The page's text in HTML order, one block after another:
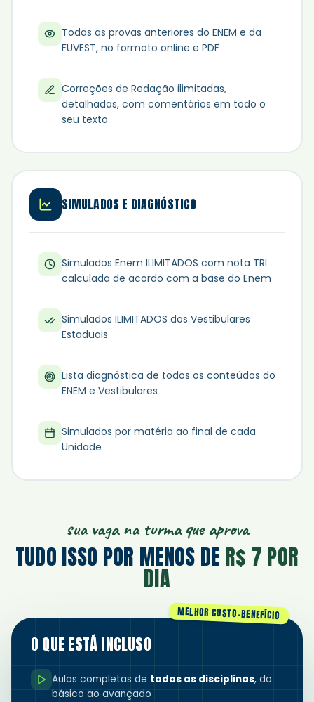
Todas as provas anteriores do ENEM e da
FUVEST, no formato online e PDF
Correções de Redação ilimitadas,
detalhadas, com comentários em todo o
seu texto
SIMULADOS E DIAGNÓSTICO
Simulados Enem ILIMITADOS com nota TRI
calculada de acordo com a base do Enem
Simulados ILIMITADOS dos Vestibulares
Estaduais
Lista diagnóstica de todos os conteúdos do
ENEM e Vestibulares
Simulados por matéria ao final de cada
Unidade
sua vaga na turma que aprova
TUDO ISSO POR MENOS DE R$ 7 POR
DIA
MELHOR CUSTO-BENEFÍCIO
O QUE ESTÁ INCLUSO
Aulas completas de todas as disciplinas, do
básico ao avançado